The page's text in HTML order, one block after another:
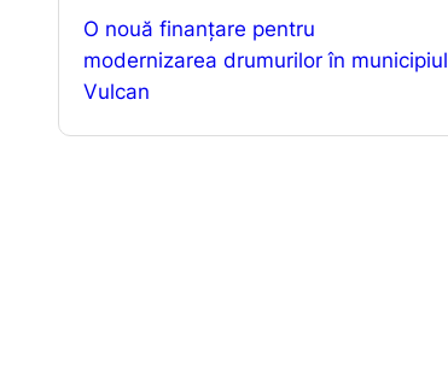
o
o
p
p
n
g
O nouă finanțare pentru
modernizarea drumurilor în municipiul
Vulcan